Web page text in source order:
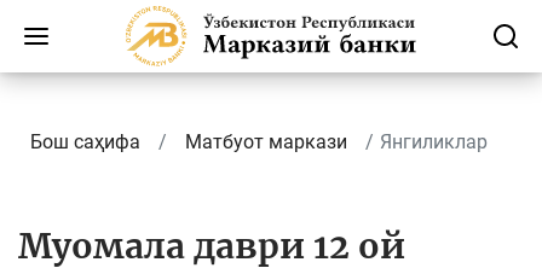
Бош саҳифа Матбуот маркази Янгиликлар
Муомала даври 12 ой